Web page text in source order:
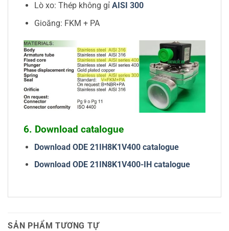
Lò xo: Thép không gỉ AISI 300
Gioăng: FKM + PA
6. Download catalogue
Download ODE 21IH8K1V400 catalogue
Download ODE 21IN8K1V400-IH catalogue
SẢN PHẨM TƯƠNG TỰ